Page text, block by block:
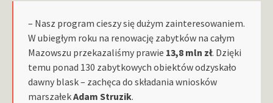
– Nasz program cieszy się dużym zainteresowaniem.
W ubiegłym roku na renowację zabytków na całym
Mazowszu przekazaliśmy prawie 13,8 mln zł. Dzięki
temu ponad 130 zabytkowych obiektów odzyskało
dawny blask – zachęca do składania wniosków
marszałekAdam Struzik.